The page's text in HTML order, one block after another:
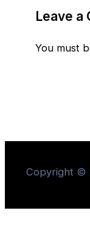
Leave a
You must
Copyright ©